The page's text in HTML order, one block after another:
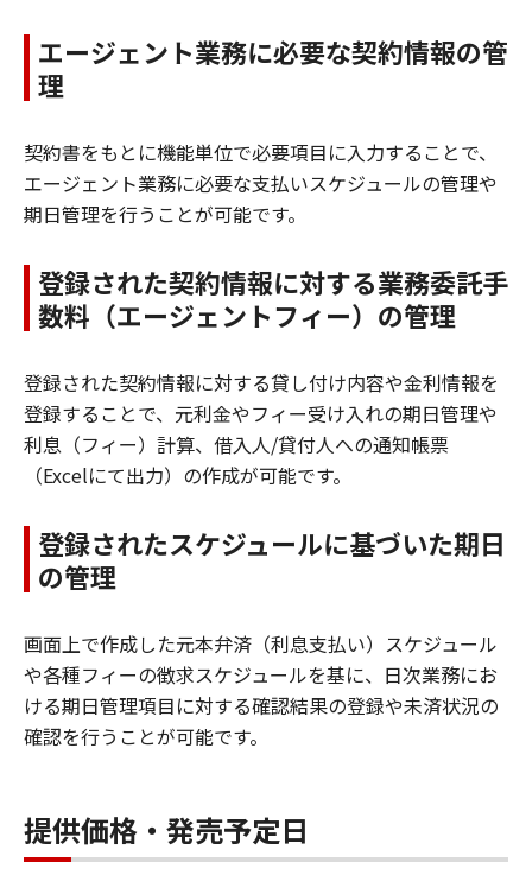
エージェント業務に必要な契約情報の管
理
契約書をもとに機能単位で必要項目に入力することで、
エージェント業務に必要な支払いスケジュールの管理や
期日管理を行うことが可能です。
登録された契約情報に対する業務委託手
数料（エージェントフィー）の管理
登録された契約情報に対する貸し付け内容や金利情報を
登録することで、元利金やフィー受け入れの期日管理や
利息（フィー）計算、借入人/貸付人への通知帳票
（Excelにて出力）の作成が可能です。
登録されたスケジュールに基づいた期日
の管理
画面上で作成した元本弁済（利息支払い）スケジュール
や各種フィーの徴求スケジュールを基に、日次業務にお
ける期日管理項目に対する確認結果の登録や未済状況の
確認を行うことが可能です。
提供価格・発売予定日